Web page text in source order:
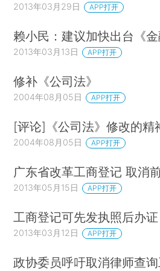
2013年03月29日 APP打开
赖小民：建议加快出台《金
2013年03月13日 APP打开
修补《公司法》
2004年08月05日 APP打开
[评论]《公司法》修改的精
2004年08月05日 APP打开
广东省改革工商登记 取消
2013年05月15日 APP打开
工商登记可先发执照后办证
2013年03月12日 APP打开
政协委员呼吁取消律师查